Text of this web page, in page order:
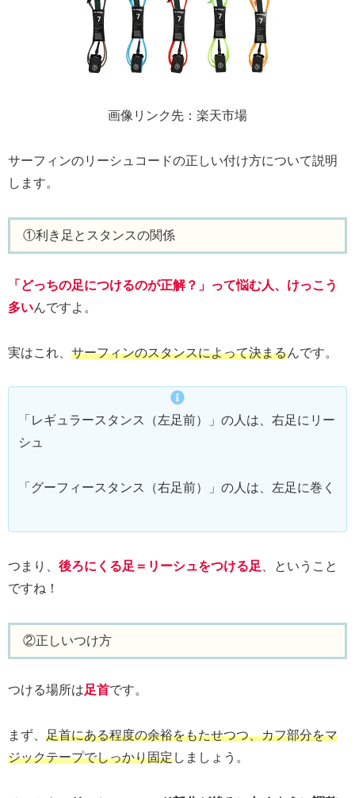
画像リンク先：楽天市場
サーフィンのリーシュコードの正しい付け方について説明
します。
①利き足とスタンスの関係
「どっちの足につけるのが正解？」って悩む人、けっこう
多いんですよ。
実はこれ、 サーフィンのスタンスによって決まるんです。
「レギュラースタンス（左足前）」の人は、右足にリー
シュ
「グーフィースタンス（右足前）」の人は、左足に巻く
つまり、 後ろにくる足＝リーシュをつける足 、ということ
ですね！
②正しいつけ方
つける場所は足首です。
まず、 足首にある程度の余裕をもたせつつ、カフ部分をマ
ジックテープでしっかり固定しましょう。